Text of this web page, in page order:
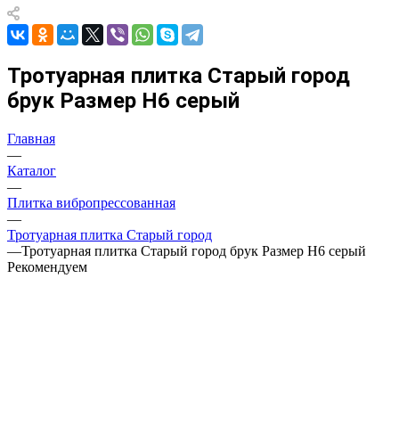
Тротуарная плитка Старый город
брук Размер H6 серый
Главная
—
Каталог
—
Плитка вибропрессованная
—
Тротуарная плитка Старый город
—Тротуарная плитка Старый город брук Размер H6 серый
Рекомендуем